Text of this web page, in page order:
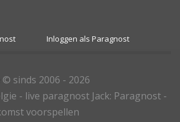
Inloggen als Paragnost
© sinds 2006 - 2026
- live paragnost Jack: Paragnost -
voorspellen